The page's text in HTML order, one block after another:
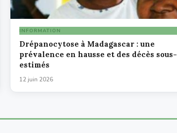
INFORMATION
Drépanocytose à Madagascar : une
prévalence en hausse et des décès sous-
estimés
12 juin 2026